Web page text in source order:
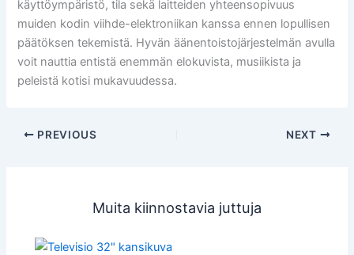
käyttöympäristö, tila sekä laitteiden yhteensopivuus
muiden kodin viihde-elektroniikan kanssa ennen lopullisen
päätöksen tekemistä. Hyvän äänentoistojärjestelmän avulla
voit nauttia entistä enemmän elokuvista, musiikista ja
peleistä kotisi mukavuudessa.
PREVIOUS NEXT
Muita kiinnostavia juttuja